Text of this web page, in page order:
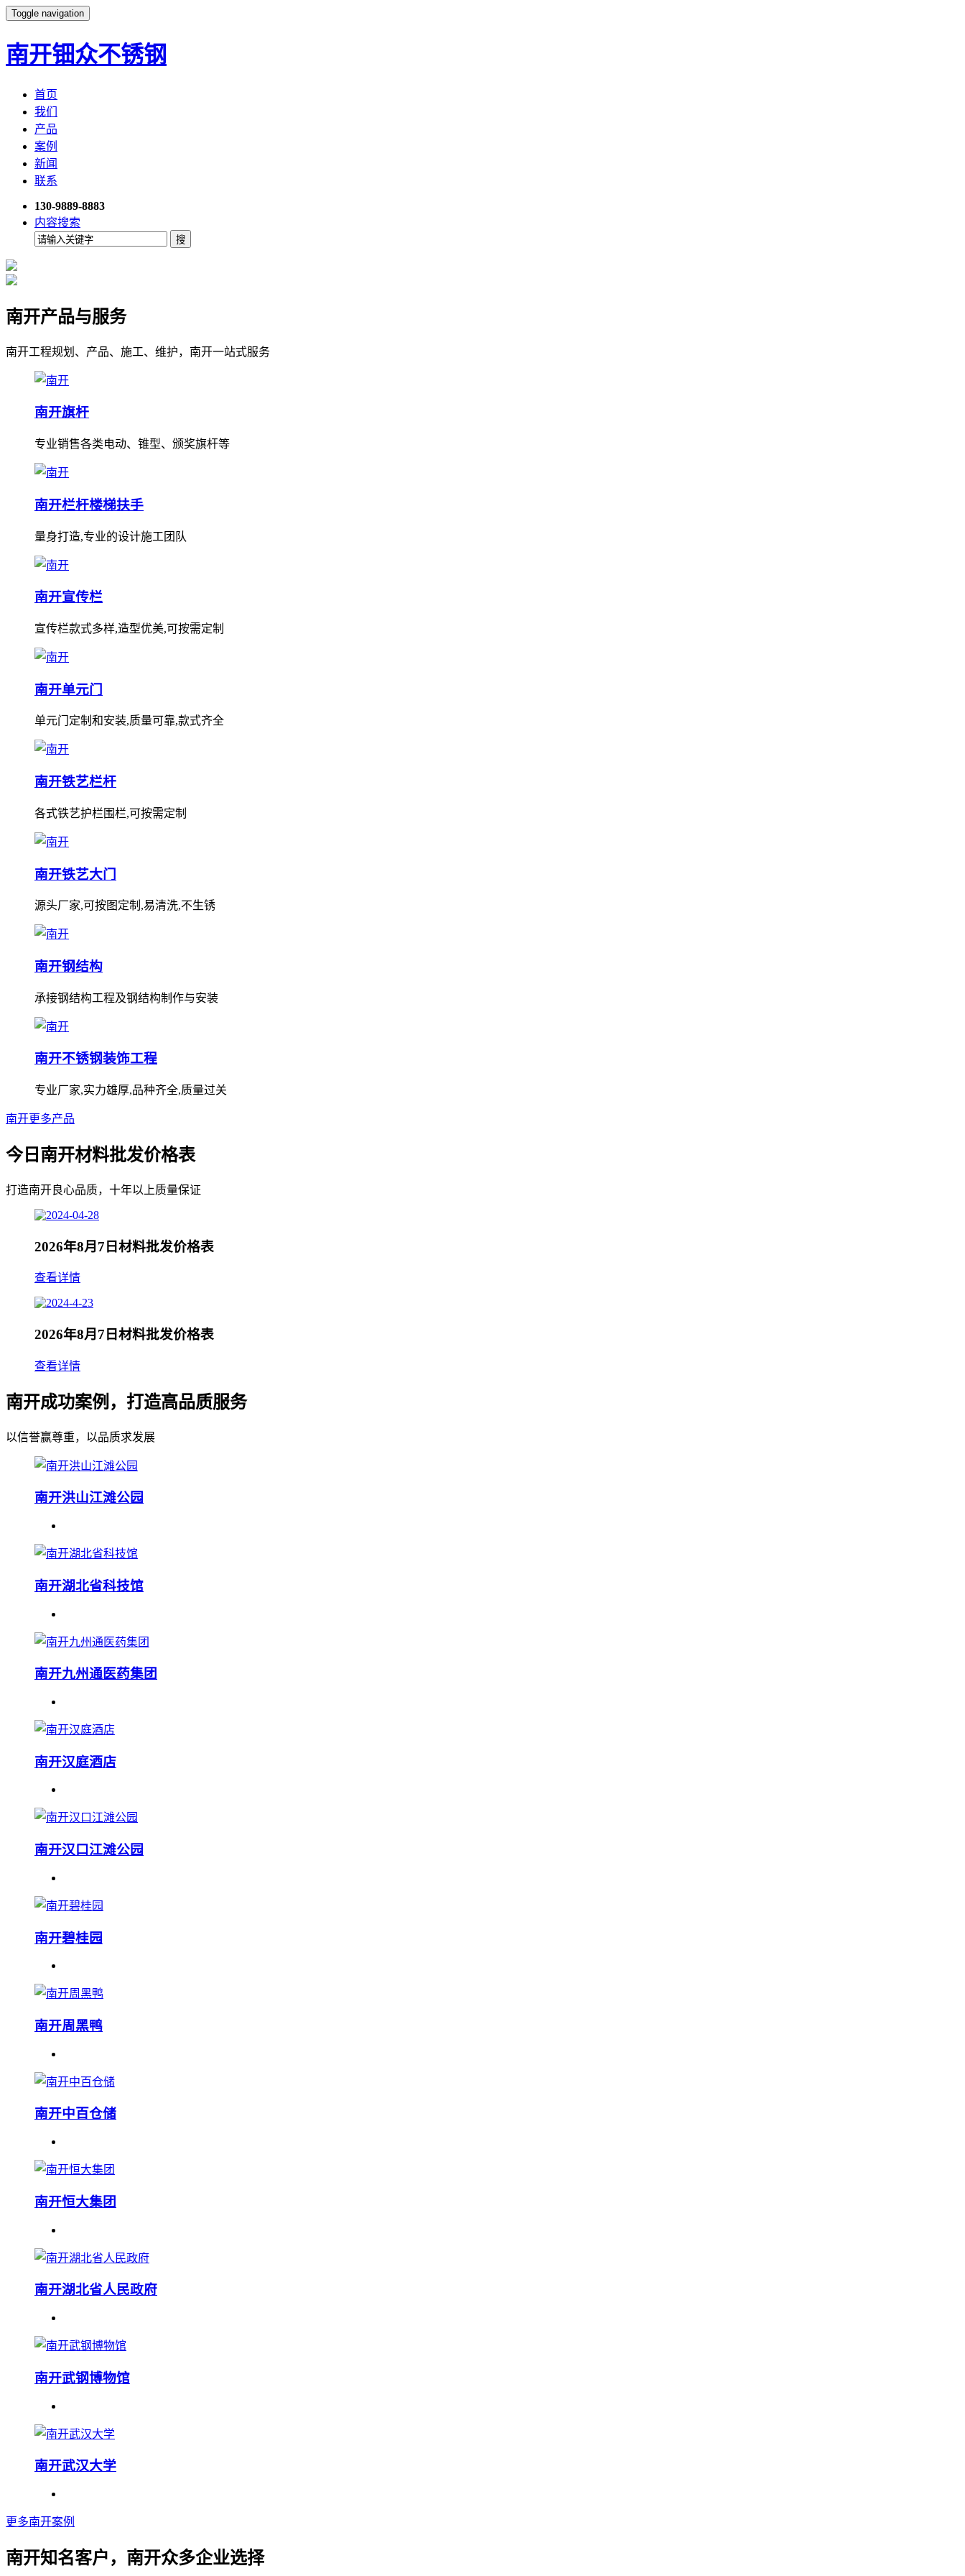
Toggle navigation
南开钿众不锈钢
首页
我们
产品
案例
新闻
联系
130-9889-8883
内容搜索
南开产品与服务
南开工程规划、产品、施工、维护，南开一站式服务
南开旗杆
专业销售各类电动、锥型、颁奖旗杆等
南开栏杆楼梯扶手
量身打造,专业的设计施工团队
南开宣传栏
宣传栏款式多样,造型优美,可按需定制
南开单元门
单元门定制和安装,质量可靠,款式齐全
南开铁艺栏杆
各式铁艺护栏围栏,可按需定制
南开铁艺大门
源头厂家,可按图定制,易清洗,不生锈
南开钢结构
承接钢结构工程及钢结构制作与安装
南开不锈钢装饰工程
专业厂家,实力雄厚,品种齐全,质量过关
南开更多产品
今日南开材料批发价格表
打造南开良心品质，十年以上质量保证
2026年8月7日材料批发价格表
查看详情
2026年8月7日材料批发价格表
查看详情
南开成功案例，打造高品质服务
以信誉赢尊重，以品质求发展
南开洪山江滩公园
南开湖北省科技馆
南开九州通医药集团
南开汉庭酒店
南开汉口江滩公园
南开碧桂园
南开周黑鸭
南开中百仓储
南开恒大集团
南开湖北省人民政府
南开武钢博物馆
南开武汉大学
更多南开案例
南开知名客户，南开众多企业选择